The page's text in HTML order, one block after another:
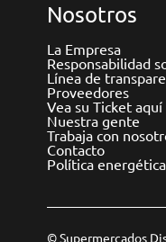
Nosotros
La Empresa
Responsabilidad
Línea de
Proveedores
Vea su Ticket aquí
Nuestra gente
Trabaja con
Contacto
Política energética
© Supermercados